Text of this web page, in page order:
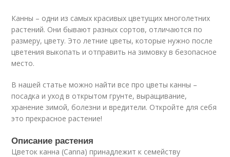
Канны – одни из самых красивых цветущих многолетних
растений. Они бывают разных сортов, отличаются по
размеру, цвету. Это летние цветы, которые нужно после
цветения выкопать и отправить на зимовку в безопасное
место.
В нашей статье можно найти все про цветы канны –
посадка и уход в открытом грунте, выращивание,
хранение зимой, болезни и вредители. Откройте для себя
это прекрасное растение!
Описание растения
Цветок канна (Canna) принадлежит к семейству